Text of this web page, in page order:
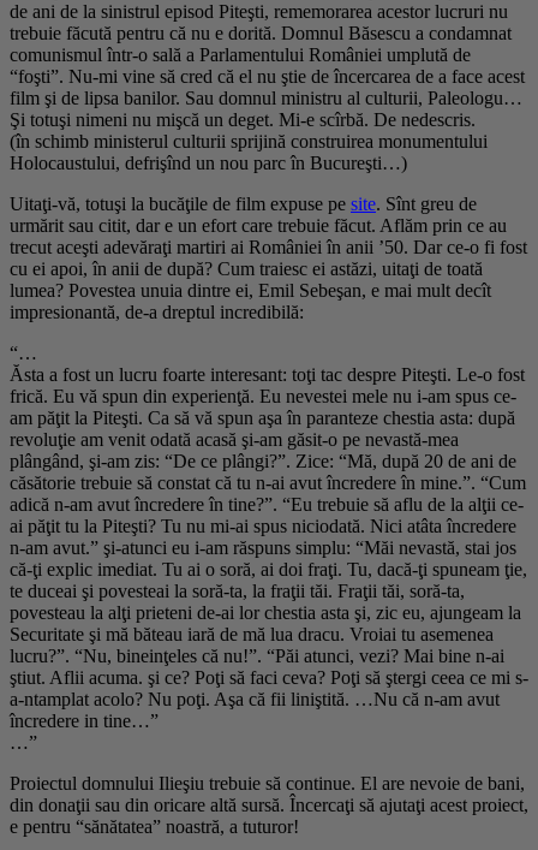
de ani de la sinistrul episod Piteşti, rememorarea acestor lucruri nu
trebuie făcută pentru că nu e dorită. Domnul Băsescu a condamnat
comunismul într-o sală a Parlamentului României umplută de
“foşti”. Nu-mi vine să cred că el nu ştie de încercarea de a face acest
film şi de lipsa banilor. Sau domnul ministru al culturii, Paleologu…
Şi totuşi nimeni nu mişcă un deget. Mi-e scîrbă. De nedescris.
(în schimb ministerul culturii sprijină construirea monumentului
Holocaustului, defrişînd un nou parc în Bucureşti…)
Uitaţi-vă, totuşi la bucăţile de film expuse pe site. Sînt greu de
urmărit sau citit, dar e un efort care trebuie făcut. Aflăm prin ce au
trecut aceşti adevăraţi martiri ai României în anii ’50. Dar ce-o fi fost
cu ei apoi, în anii de după? Cum traiesc ei astăzi, uitaţi de toată
lumea? Povestea unuia dintre ei, Emil Sebeşan, e mai mult decît
impresionantă, de-a dreptul incredibilă:
“…
Ăsta a fost un lucru foarte interesant: toţi tac despre Piteşti. Le-o fost
frică. Eu vă spun din experienţă. Eu nevestei mele nu i-am spus ce-
am păţit la Piteşti. Ca să vă spun aşa în paranteze chestia asta: după
revoluţie am venit odată acasă şi-am găsit-o pe nevastă-mea
plângând, şi-am zis: “De ce plângi?”. Zice: “Mă, după 20 de ani de
căsătorie trebuie să constat că tu n-ai avut încredere în mine.”. “Cum
adică n-am avut încredere în tine?”. “Eu trebuie să aflu de la alţii ce-
ai păţit tu la Piteşti? Tu nu mi-ai spus niciodată. Nici atâta încredere
n-am avut.” şi-atunci eu i-am răspuns simplu: “Măi nevastă, stai jos
că-ţi explic imediat. Tu ai o soră, ai doi fraţi. Tu, dacă-ţi spuneam ţie,
te duceai şi povesteai la soră-ta, la fraţii tăi. Fraţii tăi, soră-ta,
povesteau la alţi prieteni de-ai lor chestia asta şi, zic eu, ajungeam la
Securitate şi mă băteau iară de mă lua dracu. Vroiai tu asemenea
lucru?”. “Nu, bineinţeles că nu!”. “Păi atunci, vezi? Mai bine n-ai
ştiut. Aflii acuma. şi ce? Poţi să faci ceva? Poţi să ştergi ceea ce mi s-
a-ntamplat acolo? Nu poţi. Aşa că fii liniştită. …Nu că n-am avut
încredere in tine…”
…”
Proiectul domnului Ilieşiu trebuie să continue. El are nevoie de bani,
din donaţii sau din oricare altă sursă. Încercaţi să ajutaţi acest proiect,
e pentru “sănătatea” noastră, a tuturor!